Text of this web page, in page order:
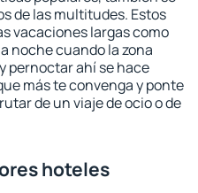
de las multitudes. Estos
vacaciones largas como
noche cuando la zona
pernoctar ahí se hace
más te convenga y ponte
de un viaje de ocio o de
hoteles